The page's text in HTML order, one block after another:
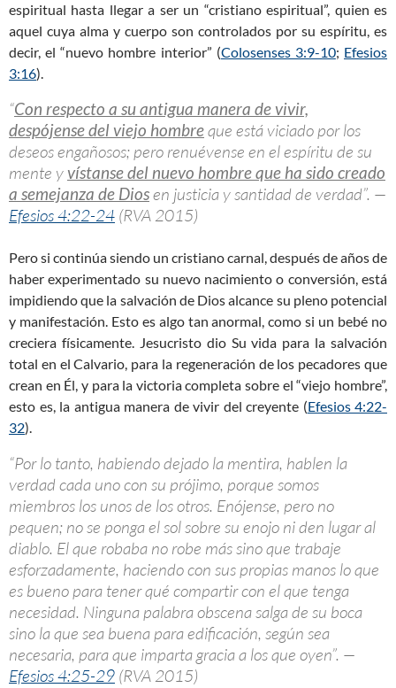
espiritual hasta llegar a ser un “cristiano espiritual”, quien es
aquel cuya alma y cuerpo son controlados por su espíritu, es
decir, el “nuevo hombre interior” (Colosenses 3:9-10; Efesios
3:16).
“Con respecto a su antigua manera de vivir,
despójense del viejo hombreque está viciado por los
deseos engañosos; pero renuévense en el espíritu de su
mente y vístanse del nuevo hombre que ha sido creado
a semejanza de Diosen justicia y santidad de verdad”. —
Efesios 4:22-24 (RVA 2015)
Pero si continúa siendo un cristiano carnal, después de años de
haber experimentado su nuevo nacimiento o conversión, está
impidiendo que la salvación de Dios alcance su pleno potencial
y manifestación. Esto es algo tan anormal, como si un bebé no
creciera físicamente. Jesucristo dio Su vida para la salvación
total en el Calvario, para la regeneración de los pecadores que
crean en Él, y para la victoria completa sobre el “viejo hombre”,
esto es, la antigua manera de vivir del creyente (Efesios 4:22-
32).
“Por lo tanto, habiendo dejado la mentira, hablen la
verdad cada uno con su prójimo, porque somos
miembros los unos de los otros. Enójense, pero no
pequen; no se ponga el sol sobre su enojo ni den lugar al
diablo. El que robaba no robe más sino que trabaje
esforzadamente, haciendo con sus propias manos lo que
es bueno para tener qué compartir con el que tenga
necesidad. Ninguna palabra obscena salga de su boca
sino la que sea buena para edificación, según sea
necesaria, para que imparta gracia a los que oyen”. —
Efesios 4:25-29 (RVA 2015)